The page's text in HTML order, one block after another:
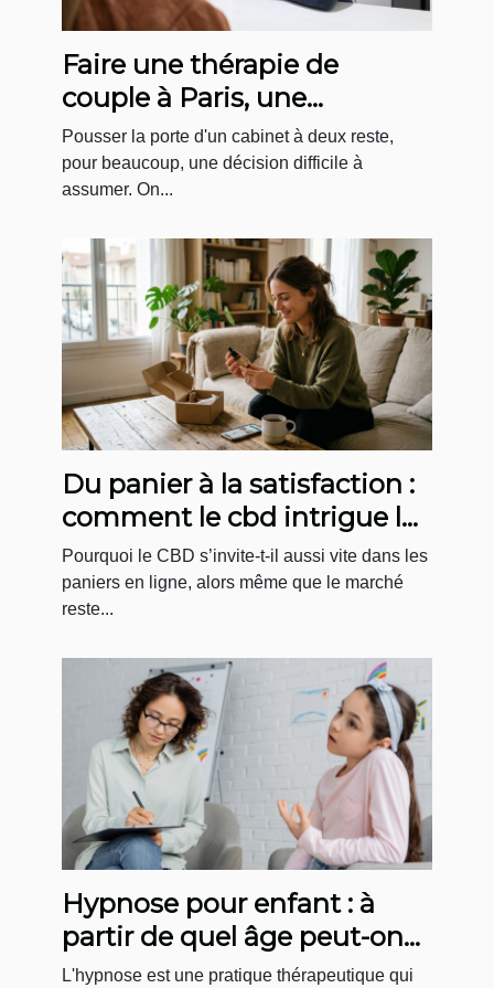
Faire une thérapie de
couple à Paris, une
démarche plus courante
qu'on ne le pense !
Pousser la porte d'un cabinet à deux reste,
pour beaucoup, une décision difficile à
assumer. On...
Du panier à la satisfaction :
comment le cbd intrigue le
e-consommateur
Pourquoi le CBD s’invite-t-il aussi vite dans les
paniers en ligne, alors même que le marché
reste...
Hypnose pour enfant : à
partir de quel âge peut-on
faire des séances ?
L'hypnose est une pratique thérapeutique qui